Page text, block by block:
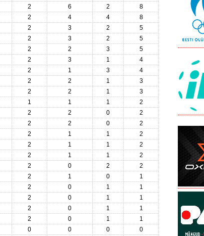
2 6 2
8
2 4 4
8
2 3 2
5
2 3 2
5
2 2 3
5
2 3 1
4
2 1 3
4
2 2 1
3
2 2 1
3
1 1 1
2
2 2 0
2
2 2 0
2
2 1 1
2
2 1 1
2
2 1 1
2
2 0 2
2
2 1 0
1
2 0 1
1
2 0 1
1
2 0 1
1
2 0 1
1
0 0 0
0